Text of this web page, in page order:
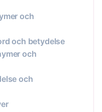
och
och betydelse
och
och